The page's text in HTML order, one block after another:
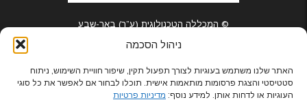
ניהול הסכמה
האתר שלנו משתמש בעוגיות לצורך תפעול תקין, שיפור חוויית השימוש, ניתוח
סטטיסטי והצגת פרסומות מותאמות אישית. תוכלו לבחור אם לאפשר את כל סוגי
העוגיות או לדחות אותן. למידע נוסף: מדיניות פרטיות
© המכללה הטכנולוגית (ע”ר) באר-שבע
בניית אתרים